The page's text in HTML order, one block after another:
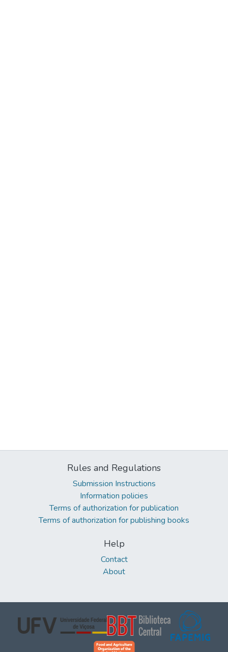
Rules and Regulations
Submission Instructions
Information policies
Terms of authorization for publication
Terms of authorization for publishing books
Help
Contact
About